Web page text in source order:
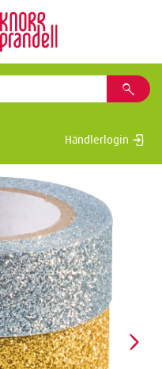
Händlerlogin